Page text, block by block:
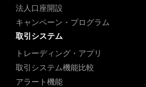
法人口座開設
キャンペーン・プログラム
取引システム
トレーディング・アプリ
取引システム機能比較
アラート機能